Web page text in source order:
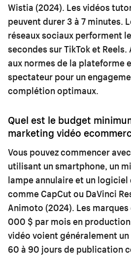
Wistia (2024). Les vidéos
peuvent durer 3 à 7 minutes.
réseaux sociaux performent
secondes sur TikTok et
aux normes de la plateforme
spectateur pour un
complétion optimaux.
Quel est le budget
marketing vidéo
Vous pouvez commencer
utilisant un smartphone, un
lampe annulaire et un
comme CapCut ou DaVinci
Animoto (2024). Les
000 $ par mois en
vidéo voient généralement un
60 à 90 jours de publication